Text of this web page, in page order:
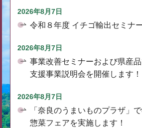
2026年8月7日
令和８年度 イチゴ輸出セミナ
2026年8月7日
事業改善セミナーおよび県産
支援事業説明会を開催します！
2026年8月7日
「奈良のうまいものプラザ」
惣菜フェアを実施します！